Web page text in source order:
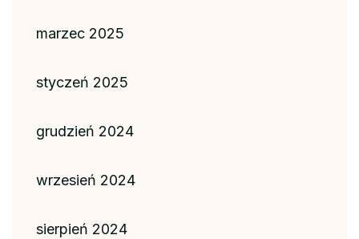
marzec 2025
styczeń 2025
grudzień 2024
wrzesień 2024
sierpień 2024